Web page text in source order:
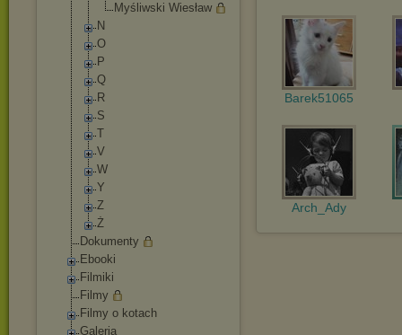
Myśliwski Wiesław
N
O
P
Q
R
S
T
V
W
Y
Z
Ż
Dokumenty
Ebooki
Filmiki
Filmy
Filmy o kotach
Galeria
Barek51065
Arch_Ady